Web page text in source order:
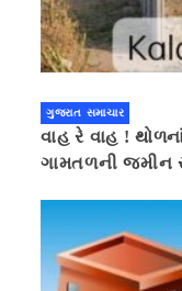
ગુજરાત સમાચાર
વાહ રે વાહ !
ગામતળની જમીન